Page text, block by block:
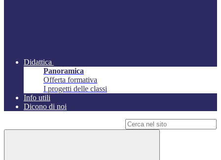
Didattica
Panoramica
Offerta formativa
I progetti delle classi
Info utili
Dicono di noi